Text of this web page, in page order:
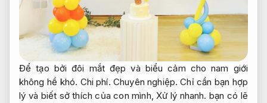
Để tạo bởi đôi mắt đẹp và biểu cảm cho nam giới
không hề khó. Chi phí. Chuyên nghiệp. Chỉ cần bạn hợp
lý và biết sở thích của con mình,Xử lý nhanh. bạn có lẽ